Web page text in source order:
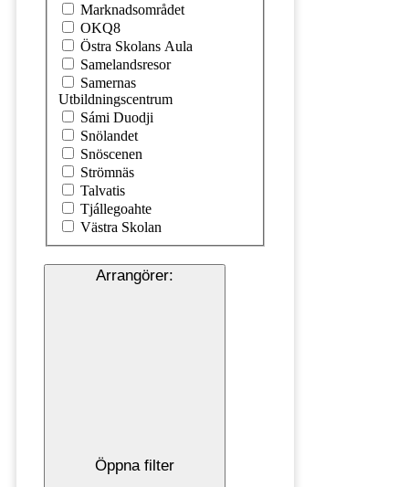
Marknadsområdet
OKQ8
Östra Skolans Aula
Samelandsresor
Samernas
Utbildningscentrum
Sámi Duodji
Snölandet
Snöscenen
Strömnäs
Talvatis
Tjállegoahte
Västra Skolan
Arrangörer:
Öppna filter